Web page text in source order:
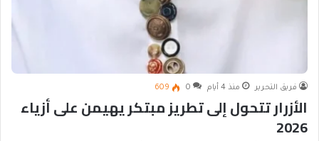
فريق التحرير منذ 4 أيام 0
609
الأزرار تتحول إلى تطريز مبتكر يهيمن على أزياء
2026